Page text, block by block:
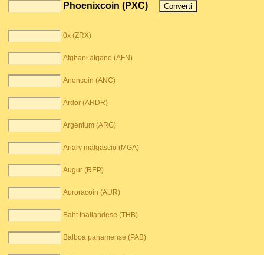
Phoenixcoin (PXC)
0x (ZRX)
Afghani afgano (AFN)
Anoncoin (ANC)
Ardor (ARDR)
Argentum (ARG)
Ariary malgascio (MGA)
Augur (REP)
Auroracoin (AUR)
Baht thailandese (THB)
Balboa panamense (PAB)